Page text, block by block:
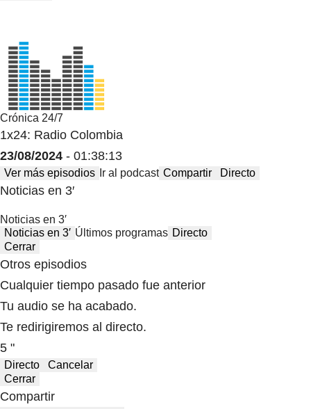
Crónica 24/7
1x24: Radio Colombia
23/08/2024 - 01:38:13
Ver más episodios Ir al podcast Compartir Directo
Noticias en 3′
Noticias en 3′
Noticias en 3′ Últimos programas Directo
Cerrar
Otros episodios
Cualquier tiempo pasado fue anterior
Tu audio se ha acabado.
Te redirigiremos al directo.
5 "
Directo
Cancelar
Cerrar
Compartir